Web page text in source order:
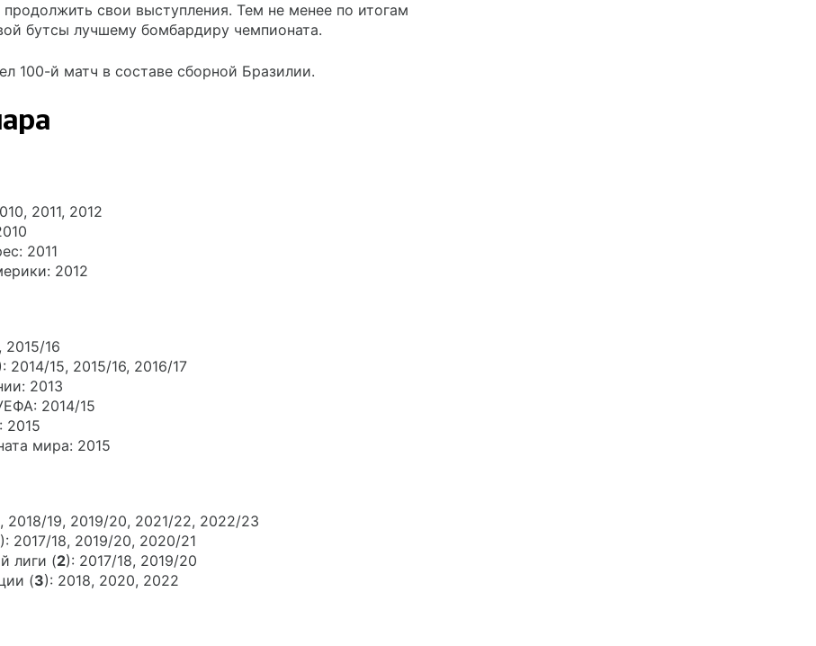
свои выступления. Тем не менее по итогам
бутсы лучшему бомбардиру чемпионата.
100-й матч в составе сборной Бразилии.
2011, 2012
2011
2012
2015/16
2014/15, 2015/16, 2016/17
2013
2014/15
2015
мира: 2015
2018/19, 2019/20, 2021/22, 2022/23
): 2017/18, 2019/20, 2020/21
лиги (2): 2017/18, 2019/20
(3): 2018, 2020, 2022